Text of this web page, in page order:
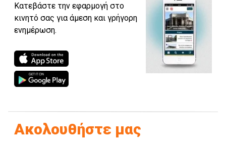
Κατεβάστε την εφαρμογή στο
κινητό σας για άμεση και γρήγορη
ενημέρωση.
Ακολουθήστε μας